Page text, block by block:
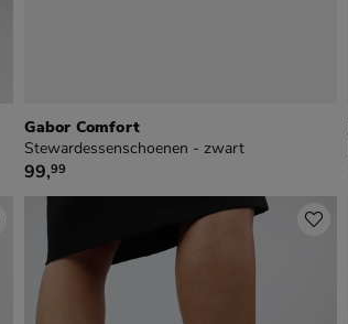
Gabor Comfort
Stewardessenschoenen - zwart
€ 99,99
99,99